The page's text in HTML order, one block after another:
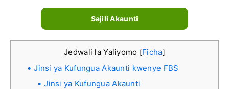
Sajili Akaunti
Jedwali la Yaliyomo [Ficha]
Jinsi ya Kufungua Akaunti kwenye FBS
Jinsi ya Kufungua Akaunti